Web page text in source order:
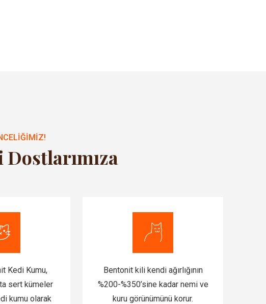
Kedi Kumu,
sert kümeler
kumu olarak
Bentonit kili kendi ağırlığının
%200-%350’sine kadar nemi ve
kuru görünümünü korur.